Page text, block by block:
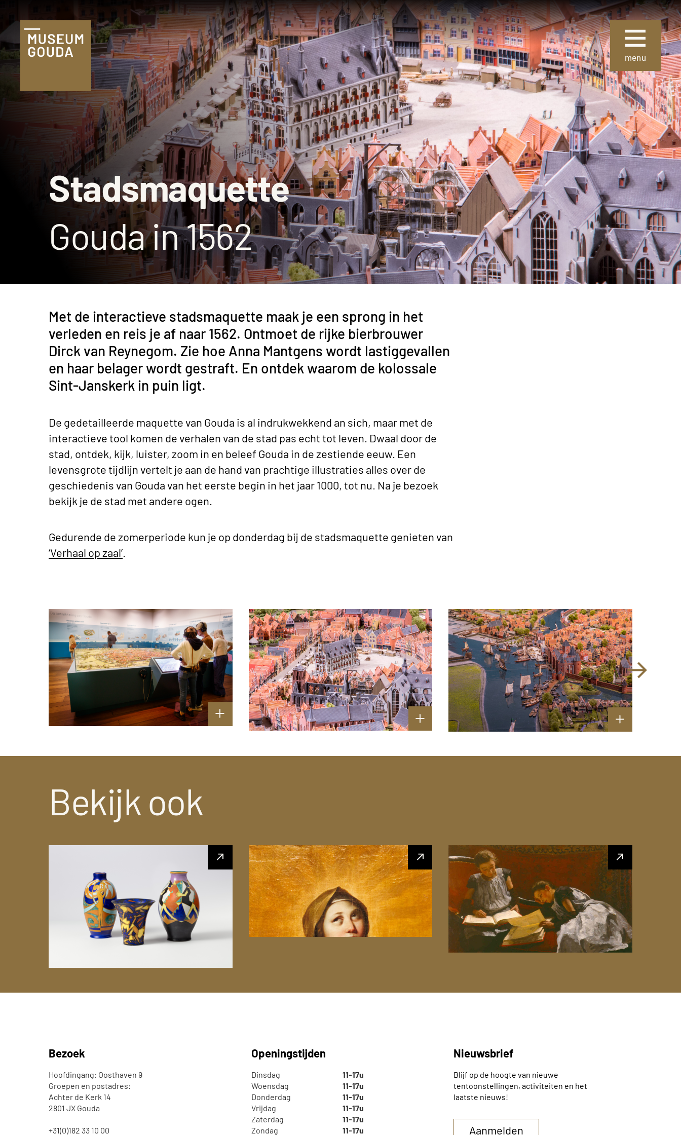
menu
NL Tickets
Plan je bezoek
Praktische
informatie
Familie & kinderen
Onderwijs
Groepen
Museumshop
Museumcafé
Te zien en te
doen
Tentoonstellingen
Activiteiten
Collectie
Zoek in de collectie
Plateel
Religieuze kunst
Haagse School en
School van
Barbizon
Stadsmaquette
Schenkingen
Over Museum
Gouda
Organisatie
Steun ons
Nieuws
Verhuur
Contact
Stadsmaquette
Gouda in 1562
Met de interactieve stadsmaquette maak je een sprong in het
verleden en reis je af naar 1562. Ontmoet de rijke bierbrouwer
Dirck van Reynegom. Zie hoe Anna Mantgens wordt lastiggevallen
en haar belager wordt gestraft. En ontdek waarom de kolossale
Sint-Janskerk in puin ligt.
De gedetailleerde maquette van Gouda is al indrukwekkend an sich, maar met de
interactieve tool komen de verhalen van de stad pas echt tot leven. Dwaal door de
stad, ontdek, kijk, luister, zoom in en beleef Gouda in de zestiende eeuw. Een
levensgrote tijdlijn vertelt je aan de hand van prachtige illustraties alles over de
geschiedenis van Gouda van het eerste begin in het jaar 1000, tot nu. Na je bezoek
bekijk je de stad met andere ogen.
Gedurende de zomerperiode kun je op donderdag bij de stadsmaquette genieten van
‘Verhaal op zaal’
Bekijk ook
Plateel
Rond 1900 groeide Gouda uit tot een
van de belangrijkste centra voor
sieraardewerk, het zogenaamde
Religieuze kunst
Indrukwekkende altaarstukken,
tekeningen en religieuze objecten.
Haagse School en School van
Barbizon
Een prachtige verzameling 19de- en
vroeg 20ste-eeuwse schilderkunst.
Bezoek
Hoofdingang: Oosthaven 9
Groepen en postadres:
Achter de Kerk 14
2801 JX Gouda
+31(0)182 33 10 00
Openingstijden
Dinsdag
11-17u
Woensdag
11-17u
Donderdag
11-17u
Vrijdag
11-17u
Zaterdag
11-17u
Zondag
11-17u
Nieuwsbrief
Blijf op de hoogte van nieuwe
tentoonstellingen, activiteiten en het
laatste nieuws!
Aanmelden